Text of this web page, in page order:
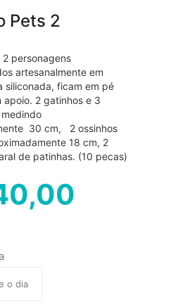
Pets 2
2 personagens
artesanalmente em
siliconada, ficam em pé
apoio. 2 gatinhos e 3
30 cm, 2 ossinhos
18 cm, 2
de patinhas. (10 pecas)